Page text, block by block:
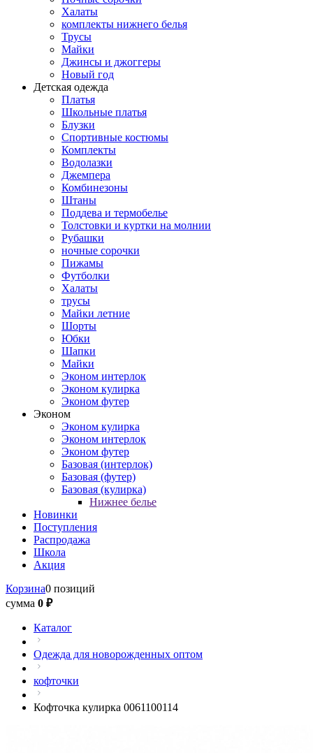
Халаты
комплекты нижнего белья
Трусы
Майки
Джинсы и джоггеры
Новый год
Детская одежда
Платья
Школьные платья
Блузки
Спортивные костюмы
Комплекты
Водолазки
Джемпера
Комбинезоны
Штаны
Поддева и термобелье
Толстовки и куртки на молнии
Рубашки
ночные сорочки
Пижамы
Футболки
Халаты
трусы
Майки летние
Шорты
Юбки
Шапки
Майки
Эконом интерлок
Эконом кулирка
Эконом футер
Эконом
Эконом кулирка
Эконом интерлок
Эконом футер
Базовая (интерлок)
Базовая (футер)
Базовая (кулирка)
Нижнее белье
Новинки
Поступления
Распродажа
Школа
Акция
Корзина0 позиций
сумма 0 ₽
Каталог
Одежда для новорожденных оптом
кофточки
Кофточка кулирка 0061100114